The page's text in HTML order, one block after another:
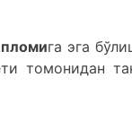
га эга
томонидан